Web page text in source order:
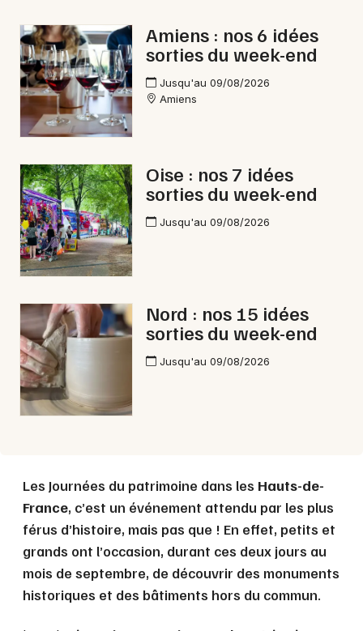
Amiens : nos 6 idées
sorties du week-end
Jusqu'au 09/08/2026
Amiens
Oise : nos 7 idées
sorties du week-end
Jusqu'au 09/08/2026
Nord : nos 15 idées
sorties du week-end
Jusqu'au 09/08/2026
Les Journées du patrimoine dans les Hauts-de-
France, c’est un événement attendu par les plus
férus d’histoire, mais pas que ! En effet, petits et
grands ont l’occasion, durant ces deux jours au
mois de septembre, de découvrir des monuments
historiques et des bâtiments hors du commun.